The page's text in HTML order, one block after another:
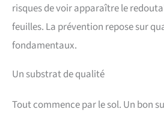
risques de voir apparaître le
feuilles. La prévention repose sur
fondamentaux.
Un substrat de qualité
Tout commence par le sol. Un bon